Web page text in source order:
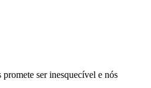
ser inesquecível e nós